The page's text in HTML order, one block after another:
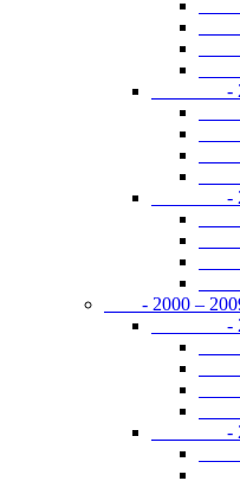
-
-
-
-
-
-
-
-
-
-
-
-
-
-
- 2000 –
-
-
-
-
-
-
-
-